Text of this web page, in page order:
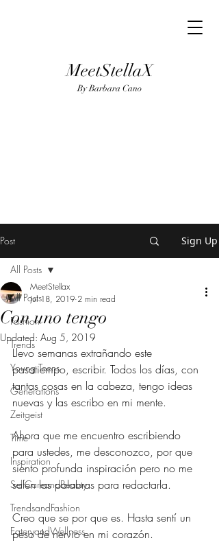
MeetStellaX
By Barbara Cano
Post Sign Up
All Posts
Fashion
Trends
Young Teens
Generations
Zeitgeist
Time
Inspiration
SelfCareandBeauty
TrendsandFashion
EateryandWellness
All Posts
Con uno tengo
MeetStellax
Jul 18, 2019 2 min read
Updated: Aug 5, 2019
Llevo semanas extrañando este
pasatiempo, escribir. Todos los días, con
tantas cosas en la cabeza, tengo ideas
nuevas y las escribo en mi mente.
Ahora que me encuentro escribiendo
para ustedes, me desconozco, por que
siento profunda inspiración pero no me
salen las palabras para redactarla.
Creo que se por que es. Hasta sentí un
peso de nervio en mi corazón.